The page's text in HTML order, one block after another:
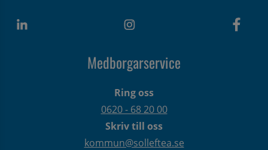
Medborgarservice
Ring oss
0620 - 68 20 00
Skriv till oss
kommun@solleftea.se